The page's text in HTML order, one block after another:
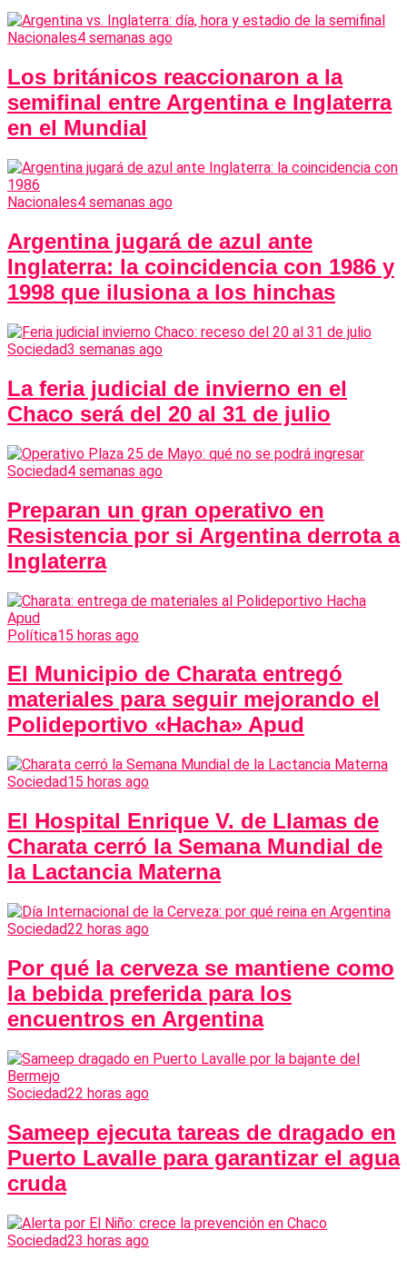
Nacionales4 semanas ago
Los británicos reaccionaron a la
semifinal entre Argentina e Inglaterra
en el Mundial
Nacionales4 semanas ago
Argentina jugará de azul ante
Inglaterra: la coincidencia con 1986 y
1998 que ilusiona a los hinchas
Sociedad3 semanas ago
La feria judicial de invierno en el
Chaco será del 20 al 31 de julio
Sociedad4 semanas ago
Preparan un gran operativo en
Resistencia por si Argentina derrota a
Inglaterra
Política15 horas ago
El Municipio de Charata entregó
materiales para seguir mejorando el
Polideportivo «Hacha» Apud
Sociedad15 horas ago
El Hospital Enrique V. de Llamas de
Charata cerró la Semana Mundial de
la Lactancia Materna
Sociedad22 horas ago
Por qué la cerveza se mantiene como
la bebida preferida para los
encuentros en Argentina
Sociedad22 horas ago
Sameep ejecuta tareas de dragado en
Puerto Lavalle para garantizar el agua
cruda
Sociedad23 horas ago